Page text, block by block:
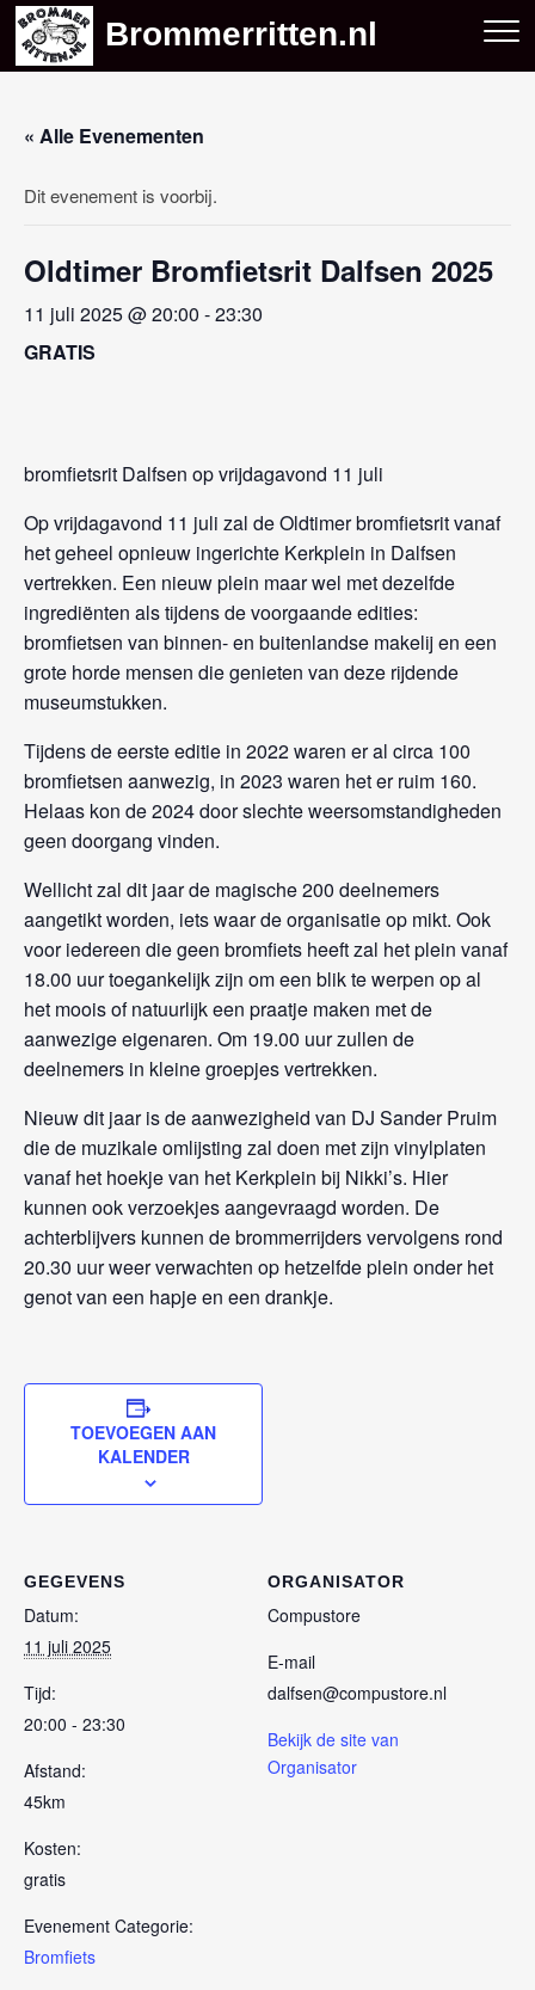
Skip
content
Brommerritten.nl
« Alle Evenementen
Dit evenement is voorbij.
Oldtimer Bromfietsrit Dalfsen 2025
11 juli 2025 @ 20:00 -23:30
GRATIS
bromfietsrit Dalfsen op vrijdagavond 11 juli
Op vrijdagavond 11 juli zal de Oldtimer bromfietsrit vanaf
het geheel opnieuw ingerichte Kerkplein in Dalfsen
vertrekken. Een nieuw plein maar wel met dezelfde
ingrediënten als tijdens de voorgaande edities:
bromfietsen van binnen- en buitenlandse makelij en een
grote horde mensen die genieten van deze rijdende
museumstukken.
Tijdens de eerste editie in 2022 waren er al circa 100
bromfietsen aanwezig, in 2023 waren het er ruim 160.
Helaas kon de 2024 door slechte weersomstandigheden
geen doorgang vinden.
Wellicht zal dit jaar de magische 200 deelnemers
aangetikt worden, iets waar de organisatie op mikt. Ook
voor iedereen die geen bromfiets heeft zal het plein vanaf
18.00 uur toegankelijk zijn om een blik te werpen op al
het moois of natuurlijk een praatje maken met de
aanwezige eigenaren. Om 19.00 uur zullen de
deelnemers in kleine groepjes vertrekken.
Nieuw dit jaar is de aanwezigheid van DJ Sander Pruim
die de muzikale omlijsting zal doen met zijn vinylplaten
vanaf het hoekje van het Kerkplein bij Nikki’s. Hier
kunnen ook verzoekjes aangevraagd worden. De
achterblijvers kunnen de brommerrijders vervolgens rond
20.30 uur weer verwachten op hetzelfde plein onder het
genot van een hapje en een drankje.
TOEVOEGEN AAN
KALENDER
GEGEVENS
Datum:
11 juli 2025
Tijd:
20:00 - 23:30
Afstand:
45km
Kosten:
gratis
Evenement Categorie:
Bromfiets
ORGANISATOR
Compustore
E-mail
dalfsen@compustore.nl
Bekijk de site van
Organisator